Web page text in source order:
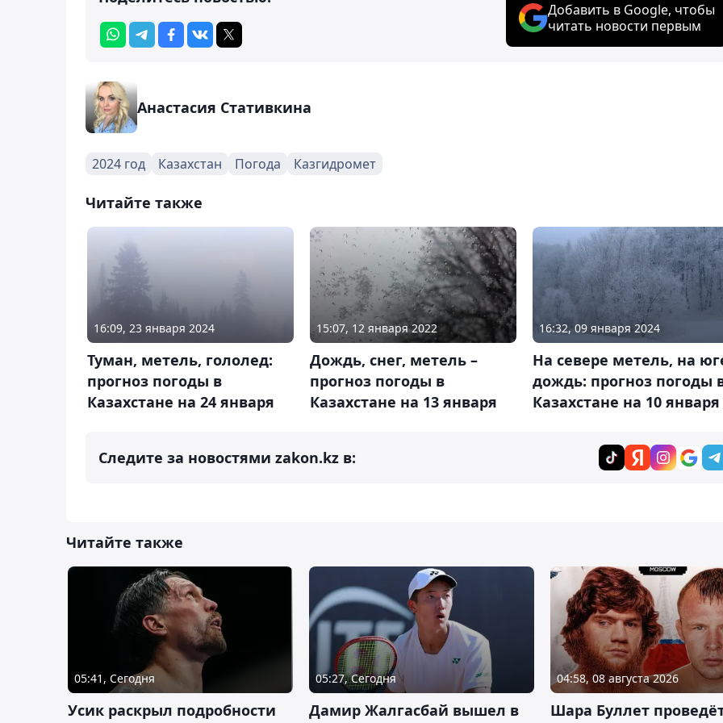
Добавить в Google, чтобы
читать новости первым
Анастасия Стативкина
2024 год Казахстан Погода Казгидромет
Читайте также
16:09, 23 января 2024
Туман, метель, гололед:
прогноз погоды в
Казахстане на 24 января
15:07, 12 января 2022
Дождь, снег, метель –
прогноз погоды в
Казахстане на 13 января
16:32, 09 января 2024
На севере метель, на
дождь: прогноз погоды
Казахстане на 10 января
Следите за новостями zakon.kz в:
Читайте также
05:41, Сегодня
Усик раскрыл подробности
05:27, Сегодня
Дамир Жалгасбай вышел в
04:58, 08 августа 2026
Шара Буллет